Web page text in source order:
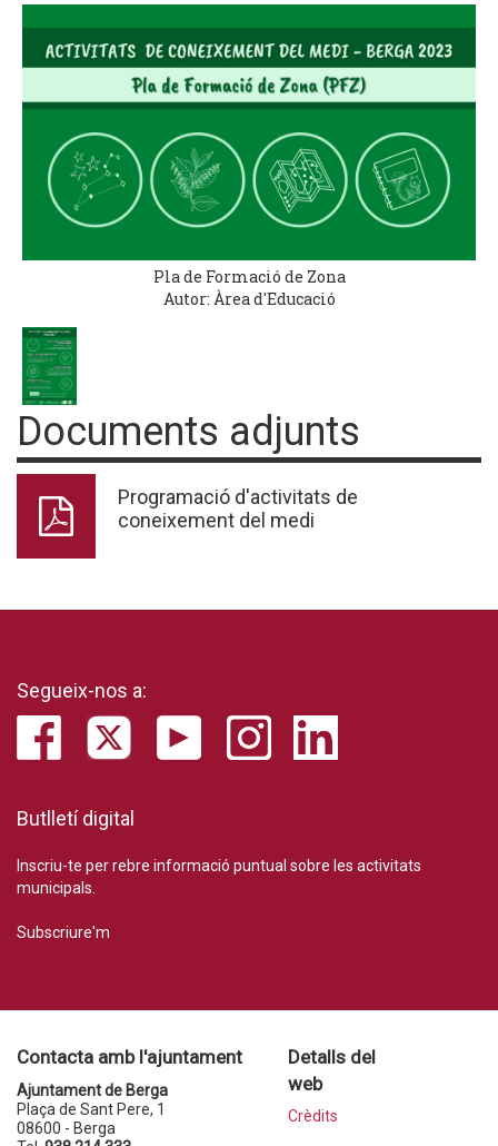
Pla de Formació de Zona
Autor: Àrea d'Educació
Documents adjunts
Programació d'activitats de
coneixement del medi
Segueix-nos a:
Butlletí digital
Inscriu-te per rebre informació puntual sobre les activitats
municipals.
Subscriure'm
Contacta amb l'ajuntament
Ajuntament de Berga
Plaça de Sant Pere, 1
08600 - Berga
Detalls del
web
Crèdits